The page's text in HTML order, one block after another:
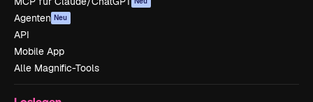
Agenten Neu
API
Mobile App
Alle Magnific-Tools